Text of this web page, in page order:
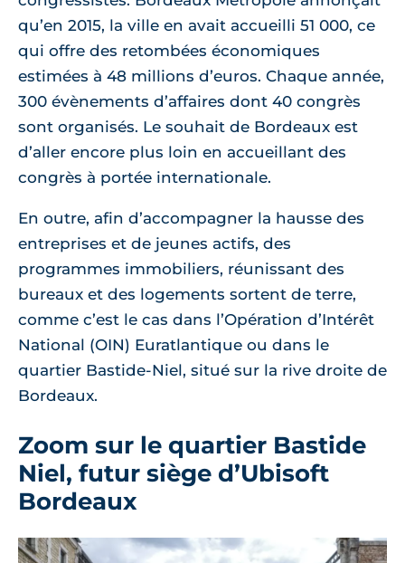
qu’en 2015, la ville en avait accueilli 51 000, ce
qui offre des retombées économiques
estimées à 48 millions d’euros. Chaque année,
300 évènements d’affaires dont 40 congrès
sont organisés. Le souhait de Bordeaux est
d’aller encore plus loin en accueillant des
congrès à portée internationale.
En outre, afin d’accompagner la hausse des
entreprises et de jeunes actifs, des
programmes immobiliers, réunissant des
bureaux et des logements sortent de terre,
comme c’est le cas dans l’Opération d’Intérêt
National (OIN) Euratlantique ou dans le
quartier Bastide-Niel, situé sur la rive droite de
Bordeaux.
Zoom sur le quartier Bastide
Niel, futur siège d’Ubisoft
Bordeaux